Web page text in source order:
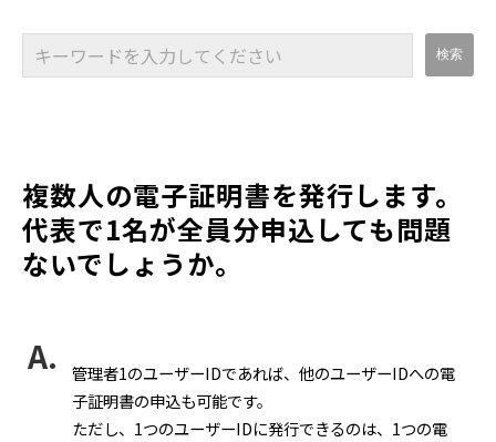
複数人の電子証明書を発行します。
代表で1名が全員分申込しても問題
ないでしょうか。
管理者1のユーザーIDであれば、他のユーザーIDへの電
子証明書の申込も可能です。
ただし、1つのユーザーIDに発行できるのは、1つの電